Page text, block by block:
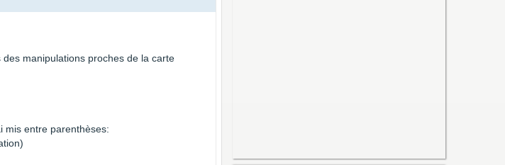
manipulations proches de la carte
mis entre parenthèses: